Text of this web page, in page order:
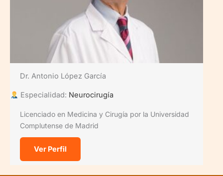
Dr. Antonio López García
Especialidad: Neurocirugía
Licenciado en Medicina y Cirugía por la Universidad
Complutense de Madrid
Ver Perfil